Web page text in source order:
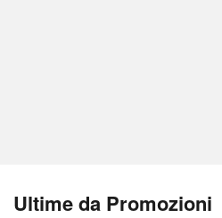
Ultime da Promozioni